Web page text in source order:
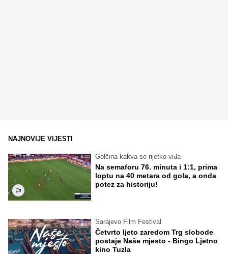
NAJNOVIJE VIJESTI
Golčina kakva se rijetko viđa
Na semaforu 76. minuta i 1:1, prima
loptu na 40 metara od gola, a onda
potez za historiju!
Sarajevo Film Festival
Četvrto ljeto zaredom Trg slobode
postaje Naše mjesto - Bingo Ljetno
kino Tuzla